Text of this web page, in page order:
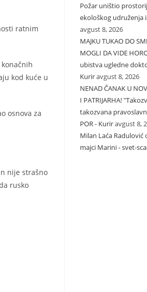
ratnim
kod kuće u
osnova za
nije strašno
rusko
Požar uništio
ekološkog udruženja
avgust 8, 2026
MAJKU TUKAO DO
MOGLI DA VIDE
ubistva ugledne
Kuriravgust 8, 2026
NENAD ČANAK U
I PATRIJARHA!
takozvana
POR - Kuriravgust 8,
Milan Laća
majci Marini - svet-